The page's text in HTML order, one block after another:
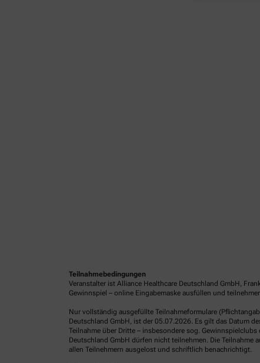
Teilnahmebedingungen
Veranstalter ist Alliance Healthcare Deutschland GmbH,
Gewinnspiel – online Eingabemaske ausfüllen und
Nur vollständig ausgefüllte Teilnahmeformulare
Deutschland GmbH, ist der 05.07.2026. Es gilt das Datum
Teilnahme über Dritte – insbesondere sog.
Deutschland GmbH dürfen nicht teilnehmen. Die Teilnahme
allen Teilnehmern ausgelost und schriftlich benachrichtigt.